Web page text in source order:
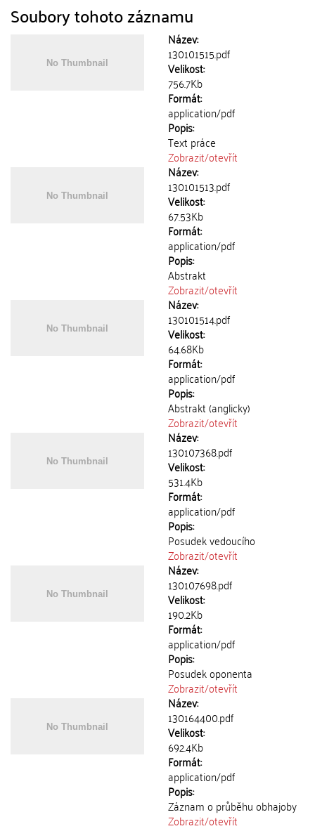
Soubory tohoto záznamu
Název:
130101515.pdf
Velikost:
756.7Kb
Formát:
application/pdf
Popis:
Text práce
Zobrazit/otevřít
Název:
130101513.pdf
Velikost:
67.53Kb
Formát:
application/pdf
Popis:
Abstrakt
Zobrazit/otevřít
Název:
130101514.pdf
Velikost:
64.68Kb
Formát:
application/pdf
Popis:
Abstrakt (anglicky)
Zobrazit/otevřít
Název:
130107368.pdf
Velikost:
531.4Kb
Formát:
application/pdf
Popis:
Posudek vedoucího
Zobrazit/otevřít
Název:
130107698.pdf
Velikost:
190.2Kb
Formát:
application/pdf
Popis:
Posudek oponenta
Zobrazit/otevřít
Název:
130164400.pdf
Velikost:
692.4Kb
Formát:
application/pdf
Popis:
Záznam o průběhu obhajoby
Zobrazit/otevřít